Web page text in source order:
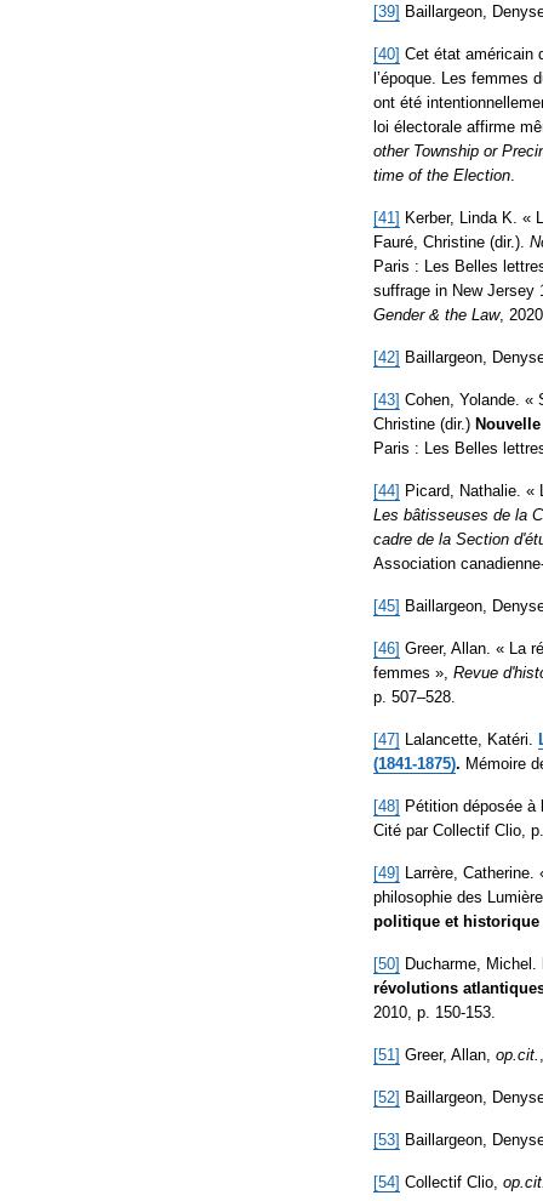
[39] Baillargeon,
[40] Cet état américain
l’époque. Les femmes
ont été
loi électorale affirme
other Township or
time of the Election.
[41] Kerber, Linda K. «
Fauré, Christine (dir.).
Paris : Les Belles
suffrage in New Jersey
Gender & the Law,
[42] Baillargeon,
[43] Cohen, Yolande. «
Christine (dir.)
Paris : Les Belles
[44] Picard, Nathalie. «
Les bâtisseuses de la
cadre de la Section
Association
[45] Baillargeon,
[46] Greer, Allan. « La
femmes », Revue
p. 507–528.
[47] Lalancette, Katéri.
(1841-1875). Mémoire
[48] Pétition déposée à
Cité par Collectif Clio,
[49]
Larrère,
philosophie des
politique et historique
[50] Ducharme, Michel.
révolutions
2010, p. 150-153.
[51] Greer, Allan, op.cit.
[52] Baillargeon,
[53] Baillargeon,
[54] Collectif Clio,